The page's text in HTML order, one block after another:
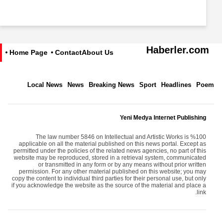
Haberler.com
About Us
Contact
Home Page
Poem
Headlines
Sport
Breaking News
News
Local News
Yeni Medya Internet Publishing
The law number 5846 on Intellectual and Artistic Works is %100
applicable on all the material published on this news portal. Except as
permitted under the policies of the related news agencies, no part of this
website may be reproduced, stored in a retrieval system, communicated
or transmitted in any form or by any means without prior written
permission. For any other material published on this website; you may
copy the content to individual third parties for their personal use, but only
if you acknowledge the website as the source of the material and place a
link.